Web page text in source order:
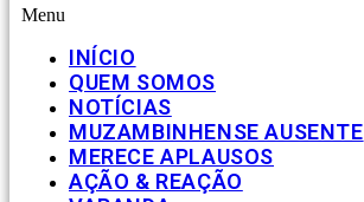
Menu
INÍCIO
QUEM SOMOS
NOTÍCIAS
MUZAMBINHENSE AUSENTE
MERECE APLAUSOS
AÇÃO & REAÇÃO